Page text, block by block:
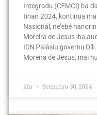
Integradu (CEMCI) ba
tinan 2024, kontinua
Nasionál, ne’ebé
Moreira de Jesus iha
IDN Palásiu governu
Moreira de Jesus, mai
idn Setembro 30, 2024